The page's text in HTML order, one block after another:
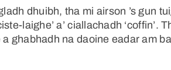
dhuibh, tha mi airson ’s gun
laighe’ a’ ciallachadh ‘coffin’.
a ghabhadh na daoine eadar am